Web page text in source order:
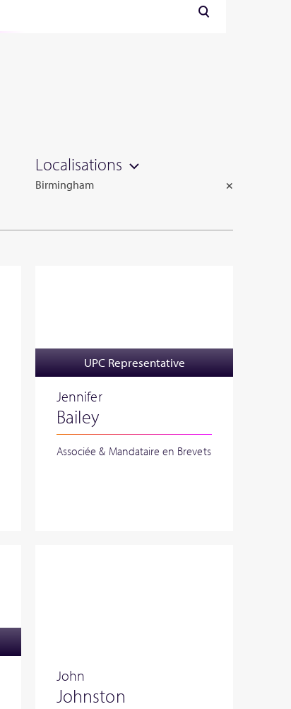
Localisations
×
Birmingham
UPC Representative
Jennifer
Bailey
Associée & Mandataire en Brevets
John
Johnston